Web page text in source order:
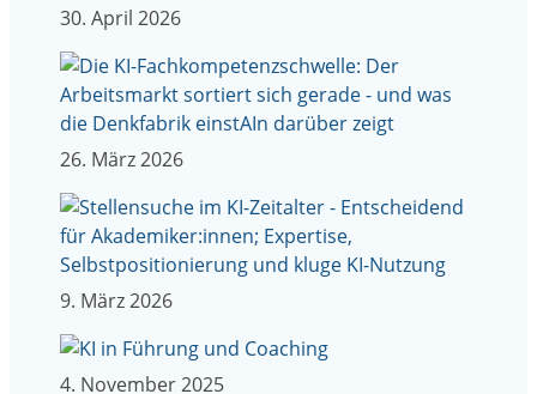
30. April 2026
26. März 2026
9. März 2026
4. November 2025